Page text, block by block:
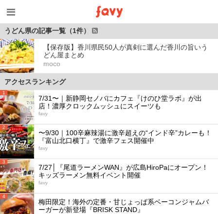
うどん県の記事一覧（1件）
【保存版】香川県民50人が真剣に選んだ香川の旨いう
どん屋まとめ
moco
アクセスランキング
1
7/31〜｜新静岡セノバにカフェ『けのひ堂ラボ』が出
店！濃厚クロックムッシュにスイーツも
favy
2
〜9/30｜100辛麻辣湯に激辛超えの“インド辛”カレーも！
『富山北口横丁』で激辛フェス開催中
favy
3
7/27│『尾道ラーメンWAN』が広島HiroPaにオープン！
キッズラーメン無料イベント開催
favy
4
梅田限定！海外の定番・甘じょっぱ系ベーコンジャムバ
ーガーが新登場『BRISK STAND』